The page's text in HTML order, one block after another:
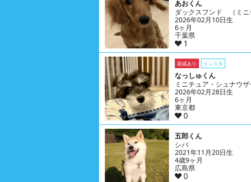
あおくん
ダックスフンド （ミニ
2026年02月10日生
6ヶ月
千葉県
1
親戚あり インスタ
なっしゅくん
ミニチュア・シュナウザ
2026年02月28日生
6ヶ月
東京都
0
五郎くん
シバ
2021年11月20日生
4歳9ヶ月
広島県
0